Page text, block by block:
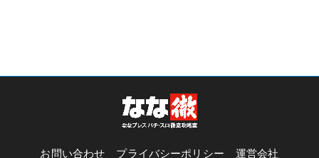
お問い合わせ プライバシーポリシー 運営会社